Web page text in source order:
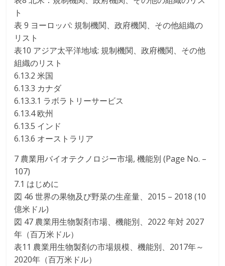
ト
表 9 ヨーロッパ: 規制機関、政府機関、その他組織の
リスト
表10 アジア太平洋地域: 規制機関、政府機関、その他
組織のリスト
6.13.2 米国
6.13.3 カナダ
6.13.3.1 ラボラトリーサービス
6.13.4 欧州
6.13.5 インド
6.13.6 オーストラリア
7 農業用バイオテクノロジー市場, 機能別 (Page No. –
107)
7.1 はじめに
図 46 世界の果物及び野菜の生産量、2015 – 2018 (10
億米ドル)
図 47 農業用生物製剤市場、機能別、2022 年対 2027
年（百万米ドル）
表11 農業用生物製剤の市場規模、機能別、2017年～
2020年（百万米ドル）